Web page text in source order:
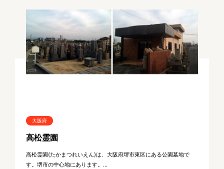
大阪府
高松霊園
高松霊園(たかまつれいえん)は、大阪府堺市東区にある公園墓地で
す。堺市の中心地にあります。...